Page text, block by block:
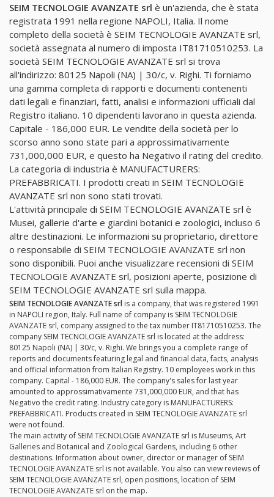
SEIM TECNOLOGIE AVANZATE srl è un'azienda, che è stata
registrata 1991 nella regione NAPOLI, Italia. Il nome
completo della società è SEIM TECNOLOGIE AVANZATE srl,
società assegnata al numero di imposta IT81710510253. La
società SEIM TECNOLOGIE AVANZATE srl si trova
all'indirizzo: 80125 Napoli (NA) | 30/c, v. Righi. Ti forniamo
una gamma completa di rapporti e documenti contenenti
dati legali e finanziari, fatti, analisi e informazioni ufficiali dal
Registro italiano. 10 dipendenti lavorano in questa azienda.
Capitale - 186,000 EUR. Le vendite della società per lo
scorso anno sono state pari a approssimativamente
731,000,000 EUR, e questo ha Negativo il rating del credito.
La categoria di industria è MANUFACTURERS:
PREFABBRICATI. I prodotti creati in SEIM TECNOLOGIE
AVANZATE srl non sono stati trovati.
L'attività principale di SEIM TECNOLOGIE AVANZATE srl è
Musei, gallerie d'arte e giardini botanici e zoologici, incluso 6
altre destinazioni. Le informazioni su proprietario, direttore
o responsabile di SEIM TECNOLOGIE AVANZATE srl non
sono disponibili. Puoi anche visualizzare recensioni di SEIM
TECNOLOGIE AVANZATE srl, posizioni aperte, posizione di
SEIM TECNOLOGIE AVANZATE srl sulla mappa.
SEIM TECNOLOGIE AVANZATE srl is a company, that was registered 1991
in NAPOLI region, Italy. Full name of company is SEIM TECNOLOGIE
AVANZATE srl, company assigned to the tax number IT81710510253. The
company SEIM TECNOLOGIE AVANZATE srl is located at the address:
80125 Napoli (NA) | 30/c, v. Righi. We brings you a complete range of
reports and documents featuring legal and financial data, facts, analysis
and official information from Italian Registry. 10 employees work in this
company. Capital - 186,000 EUR. The company's sales for last year
amounted to approssimativamente 731,000,000 EUR, and that has
Negativo the credit rating. Industry category is MANUFACTURERS:
PREFABBRICATI. Products created in SEIM TECNOLOGIE AVANZATE srl
were not found.
The main activity of SEIM TECNOLOGIE AVANZATE srl is Museums, Art
Galleries and Botanical and Zoological Gardens, including 6 other
destinations. Information about owner, director or manager of SEIM
TECNOLOGIE AVANZATE srl is not available. You also can view reviews of
SEIM TECNOLOGIE AVANZATE srl, open positions, location of SEIM
TECNOLOGIE AVANZATE srl on the map.